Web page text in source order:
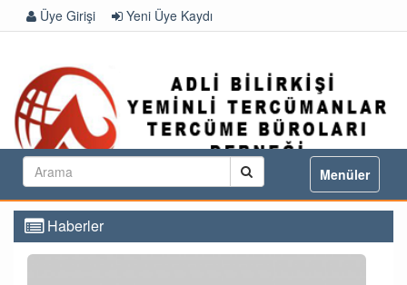
Üye Girişi Yeni Üye Kaydı
Toggle
navigation
Menüler
Haberler